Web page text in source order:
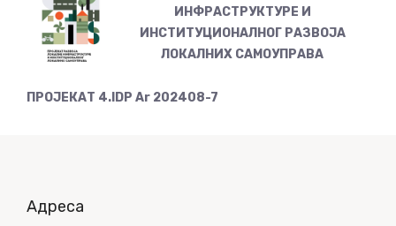
ИНФРАСТРУКТУРЕ И
ИНСТИТУЦИОНАЛНОГ РАЗВОЈА
ЛОКАЛНИХ САМОУПРАВА
ПРОЈЕКАТ 4.IDP Ar 202408-7
Адреса